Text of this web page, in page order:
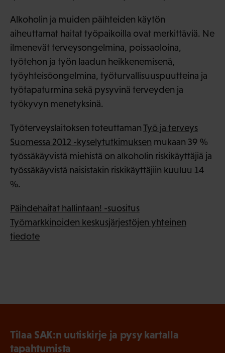
Alkoholin ja muiden päihteiden käytön
aiheuttamat haitat työpaikoilla ovat merkittäviä. Ne
ilmenevät terveysongelmina, poissaoloina,
työtehon ja työn laadun heikkenemisenä,
työyhteisöongelmina, työturvallisuuspuutteina ja
työtapaturmina sekä pysyvinä terveyden ja
työkyvyn menetyksinä.
Työterveyslaitoksen toteuttamanTyö ja terveys
Suomessa 2012 -kyselytutkimuksen mukaan 39 %
työssäkäyvistä miehistä on alkoholin riskikäyttäjiä ja
työssäkäyvistä naisistakin riskikäyttäjiin kuuluu 14
%.
Päihdehaitat hallintaan! -suositus
Työmarkkinoiden keskusjärjestöjen yhteinen
tiedote
Tilaa SAK:n uutiskirje ja pysy kartalla
tapahtumista